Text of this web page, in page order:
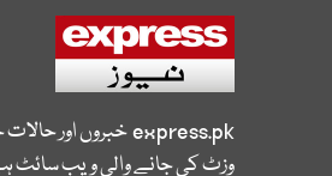
express.pkخبروں اور
وزٹ کی جانے والی ویب سائٹ